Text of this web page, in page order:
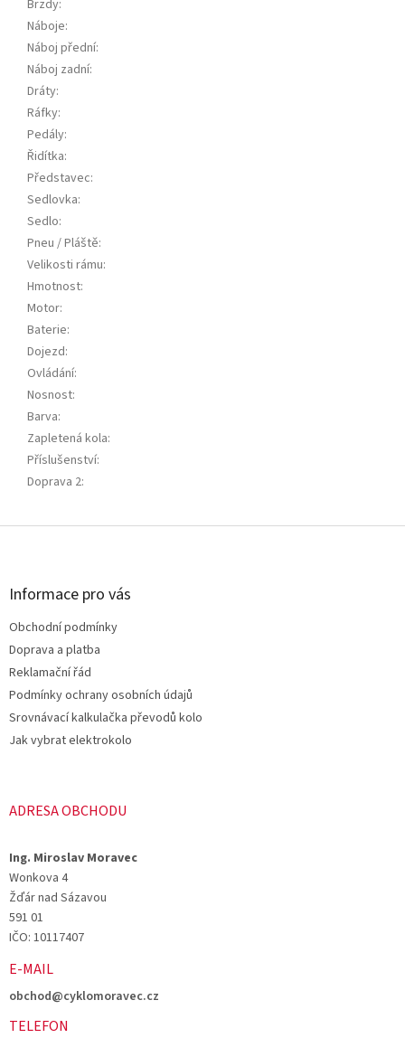
Brzdy:
Náboje:
Náboj přední:
Náboj zadní:
Dráty:
Ráfky:
Pedály:
Řidítka:
Představec:
Sedlovka:
Sedlo:
Pneu / Pláště:
Velikosti rámu:
Hmotnost:
Motor:
Baterie:
Dojezd:
Ovládání:
Nosnost:
Barva:
Zapletená kola:
Příslušenství:
Doprava 2:
Z
Informace pro vás
Obchodní podmínky
Doprava a platba
Reklamační řád
Podmínky ochrany osobních údajů
Srovnávací kalkulačka převodů kolo
Jak vybrat elektrokolo
ADRESA OBCHODU
Ing. Miroslav Moravec
Wonkova 4
Žďár nad Sázavou
591 01
IČO: 10117407
E-MAIL
obchod@cyklomoravec.cz
TELEFON